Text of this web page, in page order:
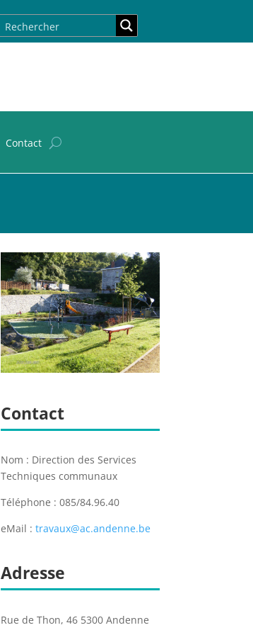
Contact
Contact
Nom : Direction des Services
Techniques communaux
Téléphone : 085/84.96.40
eMail : travaux@ac.andenne.be
Adresse
Rue de Thon, 46 5300 Andenne